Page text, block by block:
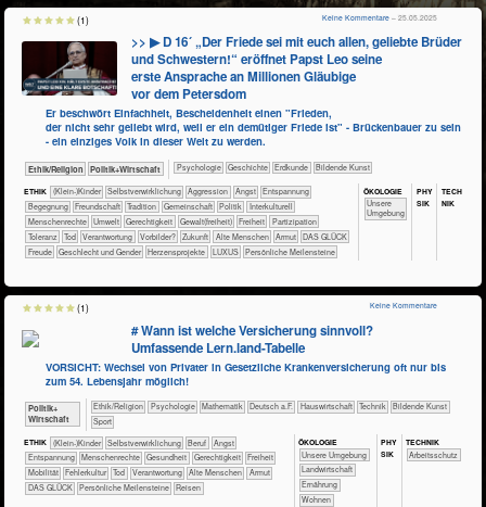
>> ▶ D 16´ „Der Friede sei mit euch allen, geliebte Brüder
und Schwestern!“ eröffnet Papst Leo seine
erste Ansprache an Millionen Gläubige
vor dem Petersdom
Er beschwört Einfachheit, Bescheidenheit einen "Frieden,
der nicht sehr geliebt wird, weil er ein demütiger Friede ist" - Brückenbauer zu sein
- ein einziges Volk in dieser Welt zu werden.
​​​​​​​​​​Ethik/​Religion ​​​​​​​​​Politik+​Wirtschaft ​​​​​​​​​​Psychologie ​​​​​​​​Geschichte ​​​​​Erdkunde Bildende Kunst
ETHIK (Klein-)Kinder ​​​​​​​​​​​​​​​​​​​​​​​​​​​​​​​​​​​​​​​​Selbst­verwirklichung ​​​​​​​​​​​​​Aggression ​​​​​​​​​​​​​Angst
​​​​​​​​​​​​​Entspannung
​​​​​​​​​​​​Begegnung
​​​​​​​​​​​​Freundschaft ​​​​​​​​​​​Tradition ​​​​​​​​​​Gemeinschaft ​​​​​​​​​Politik
​​​​​​​​Interkulturell
​​​​​​​Menschenrechte
​​​​​Umwelt ​​​​Gerechtigkeit ​​​​Gewalt(freiheit) ​​​Freiheit
​​​Partizipation
​​​Toleranz
​​Tod ​​Verantwortung ​​Vorbilder? ​Zukunft Alte Menschen Armut
DAS GLÜCK
Freude
Geschlecht und Gender Herzensprojekte LUXUS Persönliche Meilensteine
ÖKO​LOGIE
​​​​​​​​​​​​​Unsere
Umgebung
PHY​
SIK
TECH​
NIK
Keine Kommentare – 25.05.2025
(1)
# Wann ist welche Versicherung sinnvoll?
Umfassende Lern.land-Tabelle
VORSICHT: Wechsel von Privater in Gesetzliche Krankenversicherung oft nur bis
zum 54. Lebensjahr möglich!
​​​​​​​​​Politik+​
Wirtschaft
​​​​​​​​​​Ethik/​Religion ​​​​​​​​​​Psychologie ​​​​​​Mathematik ​​​Deutsch a.F. ​Haus­wirtschaft ​Technik
Bildende Kunst
Sport
ETHIK (Klein-)Kinder ​​​​​​​​​​​​​​​​​​​​​​​​​​​​​​​​​​​​​​​​Selbst­verwirklichung ​​​​​​​​​​​​​​​Beruf
​​​​​​​​​​​​​Angst
​​​​​​​​​​​​​Entspannung
​​​​​​​Menschenrechte ​​​​​​Gesundheit ​​​​Gerechtigkeit
​​​Freiheit
​​​Mobilität
​​Fehlerkultur ​​Tod ​​Verantwortung Alte Menschen
Armut
DAS GLÜCK
Persönliche Meilensteine Reisen
ÖKO​LOGIE
​​​​​​​​​​​​​Unsere Umgebung
​​​​​Landwirtschaft
​​​​Ernährung
​​​​Wohnen
PHY​
SIK
TECH​NIK
​​​​​​Arbeitsschutz
Keine Kommentare
(1)